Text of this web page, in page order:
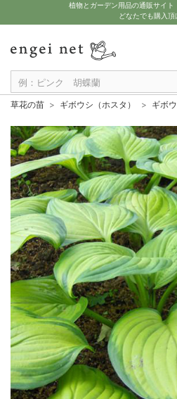
植物とガーデン用品の通販サイ
どなたでも購入頂
草花の苗 ギボウシ（ホスタ） ギボ